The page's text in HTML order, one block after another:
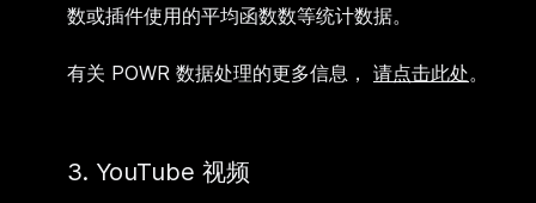
数或插件使用的平均函数数等统计数据。
有关 POWR 数据处理的更多信息， 请点击此处。
3. YouTube 视频